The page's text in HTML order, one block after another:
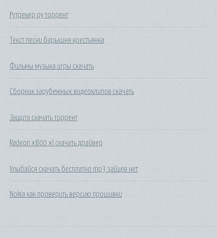
Рутрекер ру торрент
Текст песни барышня крестьянка
Фильмы музыка игры скачать
Сборник зарубежных видеоклипов скачать
Защита скачать торрент
Radeon x800 xl скачать драйвер
Улыбайся скачать бесплатно mp3 зайцев нет
Nokia как проверить версию прошивки